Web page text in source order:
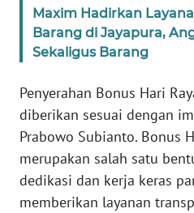
Maxim Hadirkan
Barang di Jayapura,
Sekaligus Barang
Penyerahan Bonus Hari
diberikan sesuai dengan
Prabowo Subianto. Bonus
merupakan salah satu
dedikasi dan kerja keras
memberikan layanan
PEDOMAN
MEDIA
SIBER
REDAKSI
KARIR
DISCLAIMER